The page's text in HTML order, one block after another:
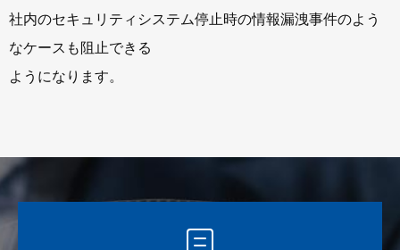
社内のセキュリティシステム停止時の情報漏洩事件のよう
なケースも阻止できる
ようになります。